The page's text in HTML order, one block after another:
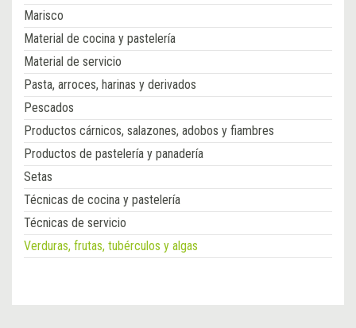
Marisco
Material de cocina y pastelería
Material de servicio
Pasta, arroces, harinas y derivados
Pescados
Productos cárnicos, salazones, adobos y fiambres
Productos de pastelería y panadería
Setas
Técnicas de cocina y pastelería
Técnicas de servicio
Verduras, frutas, tubérculos y algas